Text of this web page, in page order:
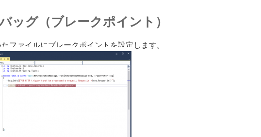
ッグ（ブレークポイント）
たファイルにブレークポイントを設定します。